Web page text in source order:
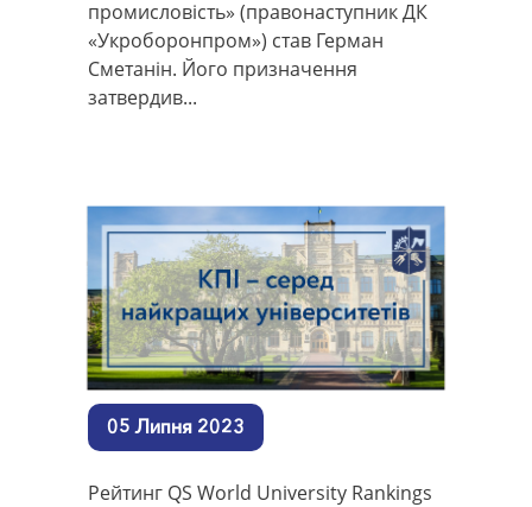
промисловість» (правонаступник ДК
«Укроборонпром») став Герман
Сметанін. Його призначення
затвердив...
05 Липня 2023
Рейтинг QS World University Rankings